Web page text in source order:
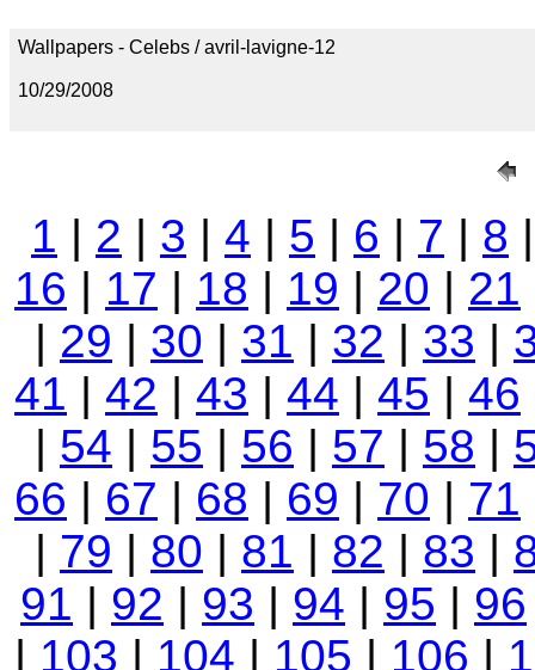
Wallpapers - Celebs / avril-lavigne-12
10/29/2008
1 | 2 | 3 | 4 | 5 | 6 | 7 | 8
16 | 17 | 18 | 19 | 20 | 21
| 29 | 30 | 31 | 32 | 33 |
41 | 42 | 43 | 44 | 45 | 46
| 54 | 55 | 56 | 57 | 58 |
66 | 67 | 68 | 69 | 70 | 71
| 79 | 80 | 81 | 82 | 83 |
91 | 92 | 93 | 94 | 95 | 96
| 103 | 104 | 105 | 106 |